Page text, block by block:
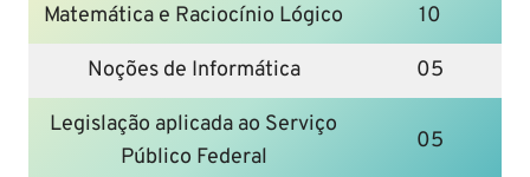
Matemática e Raciocínio Lógico
10
Noções de Informática
05
Legislação aplicada ao Serviço
Público Federal
05